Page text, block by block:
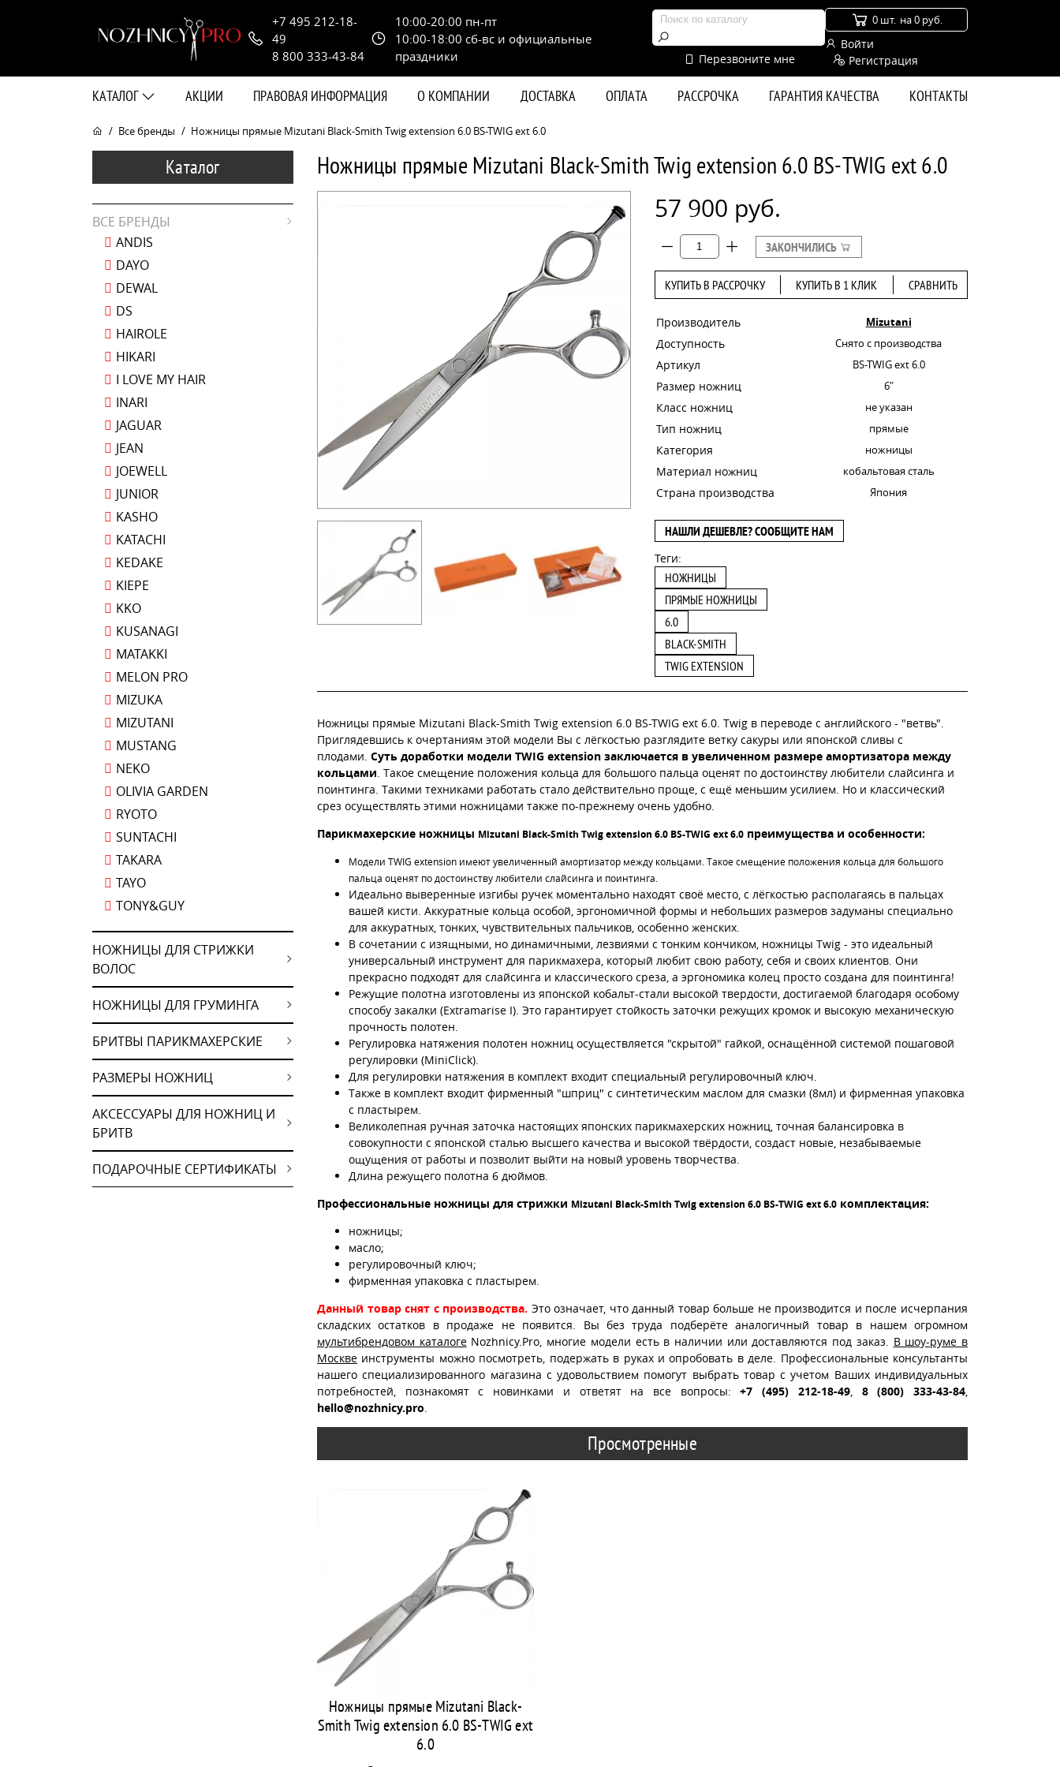
+7 495 212-18-
49
8 800 333-43-84
10:00-20:00 пн-пт
10:00-18:00 сб-вс и официальные
праздники
Перезвоните мне
0 шт. на 0 руб.
Войти
Регистрация
КАТАЛОГ АКЦИИ ПРАВОВАЯ ИНФОРМАЦИЯ О КОМПАНИИ ДОСТАВКА ОПЛАТА РАССРОЧКА ГАРАНТИЯ КАЧЕСТВА КОНТАКТЫ
Все бренды Ножницы прямые Mizutani Black-Smith Twig extension 6.0 BS-TWIG ext 6.0
Каталог
ВСЕ БРЕНДЫ
ANDIS
DAYO
DEWAL
DS
HAIROLE
HIKARI
I LOVE MY HAIR
INARI
JAGUAR
JEAN
JOEWELL
JUNIOR
KASHO
KATACHI
KEDAKE
KIEPE
KKO
KUSANAGI
MATAKKI
MELON PRO
MIZUKA
MIZUTANI
MUSTANG
NEKO
OLIVIA GARDEN
RYOTO
SUNTACHI
TAKARA
TAYO
TONY&GUY
НОЖНИЦЫ ДЛЯ СТРИЖКИ
ВОЛОС
НОЖНИЦЫ ДЛЯ ГРУМИНГА
БРИТВЫ ПАРИКМАХЕРСКИЕ
РАЗМЕРЫ НОЖНИЦ
АКСЕССУАРЫ ДЛЯ НОЖНИЦ И
БРИТВ
ПОДАРОЧНЫЕ СЕРТИФИКАТЫ
Ножницы прямые Mizutani Black-Smith Twig extension 6.0 BS-TWIG ext 6.0
57 900 руб.
ЗАКОНЧИЛИСЬ
КУПИТЬ В РАССРОЧКУ КУПИТЬ В 1 КЛИК СРАВНИТЬ
Производитель Mizutani
Доступность Снято с производства
Артикул BS-TWIG ext 6.0
Размер ножниц 6"
Класс ножниц не указан
Тип ножниц прямые
Категория ножницы
Материал ножниц кобальтовая сталь
Страна производства Япония
НАШЛИ ДЕШЕВЛЕ? СООБЩИТЕ НАМ
Теги:
НОЖНИЦЫ
ПРЯМЫЕ НОЖНИЦЫ
6.0
BLACK-SMITH
TWIG EXTENSION
Ножницы прямые Mizutani Black-Smith Twig extension 6.0 BS-TWIG ext 6.0. Twig в переводе с английского - "ветвь".
Приглядевшись к очертаниям этой модели Вы с лёгкостью разглядите ветку сакуры или японской сливы с
плодами. Суть доработки модели TWIG extension заключается в увеличенном размере амортизатора между
кольцами. Такое смещение положения кольца для большого пальца оценят по достоинству любители слайсинга и
поинтинга. Такими техниками работать стало действительно проще, с ещё меньшим усилием. Но и классический
срез осуществлять этими ножницами также по-прежнему очень удобно.
Парикмахерские ножницы Mizutani Black-Smith Twig extension 6.0 BS-TWIG ext 6.0 преимущества и особенности:
Модели TWIG extension имеют увеличенный амортизатор между кольцами. Такое смещение положения кольца для большого
пальца оценят по достоинству любители слайсинга и поинтинга.
Идеально выверенные изгибы ручек моментально находят своё место, с лёгкостью располагаясь в пальцах
вашей кисти. Аккуратные кольца особой, эргономичной формы и небольших размеров задуманы специально
для аккуратных, тонких, чувствительных пальчиков, особенно женских.
В сочетании с изящными, но динамичными, лезвиями с тонким кончиком, ножницы Twig - это идеальный
универсальный инструмент для парикмахера, который любит свою работу, себя и своих клиентов. Они
прекрасно подходят для слайсинга и классического среза, а эргономика колец просто создана для поинтинга!
Режущие полотна изготовлены из японской кобальт-стали высокой твердости, достигаемой благодаря особому
способу закалки (Extramarise I). Это гарантирует стойкость заточки режущих кромок и высокую механическую
прочность полотен.
Регулировка натяжения полотен ножниц осуществляется "скрытой" гайкой, оснащённой системой пошаговой
регулировки (MiniClick).
Для регулировки натяжения в комплект входит специальный регулировочный ключ.
Также в комплект входит фирменный "шприц" с синтетическим маслом для смазки (8мл) и фирменная упаковка
с пластырем.
Великолепная ручная заточка настоящих японских парикмахерских ножниц, точная балансировка в
совокупности с японской сталью высшего качества и высокой твёрдости, создаст новые, незабываемые
ощущения от работы и позволит выйти на новый уровень творчества.
Длина режущего полотна 6 дюймов.
Профессиональные ножницы для стрижки Mizutani Black-Smith Twig extension 6.0 BS-TWIG ext 6.0 комплектация:
ножницы;
масло;
регулировочный ключ;
фирменная упаковка с пластырем.
Данный товар снят с производства. Это означает, что данный товар больше не производится и после исчерпания
складских остатков в продаже не появится. Вы без труда подберёте аналогичный товар в нашем огромном
мультибрендовом каталогеNozhnicy.Pro, многие модели есть в наличии или доставляются под заказ. В шоу-руме в
Москве инструменты можно посмотреть, подержать в руках и опробовать в деле. Профессиональные консультанты
нашего специализированного магазина с удовольствием помогут выбрать товар с учетом Ваших индивидуальных
потребностей, познакомят с новинками и ответят на все вопросы:+7 (495) 212-18-49, 8 (800) 333-43-84,
hello@nozhnicy.pro.
Просмотренные
Ножницы прямые Mizutani Black-
Smith Twig extension 6.0 BS-TWIG ext
6.0